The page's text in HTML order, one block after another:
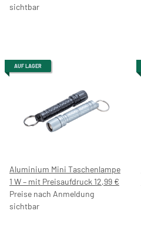
sichtbar
AUF LAGER
Aluminium Mini Taschenlampe
1 W – mit Preisaufdruck 12,99 €
Preise nach Anmeldung
sichtbar